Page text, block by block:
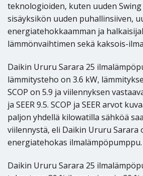
teknologioiden, kuten uuden
sisäyksikön uuden puhallinsiiven,
energiatehokkaamman ja
lämmönvaihtimen sekä kaksois-
Daikin Ururu Sarara 25
lämmitysteho on 3.6 kW,
SCOP on 5.9 ja viilennyksen
ja SEER 9.5. SCOP ja SEER arvot
paljon yhdellä kilowatilla sähköä
viilennystä, eli Daikin Ururu Sarara
energiatehokas ilmalämpöpumppu.
Daikin Ururu Sarara 25